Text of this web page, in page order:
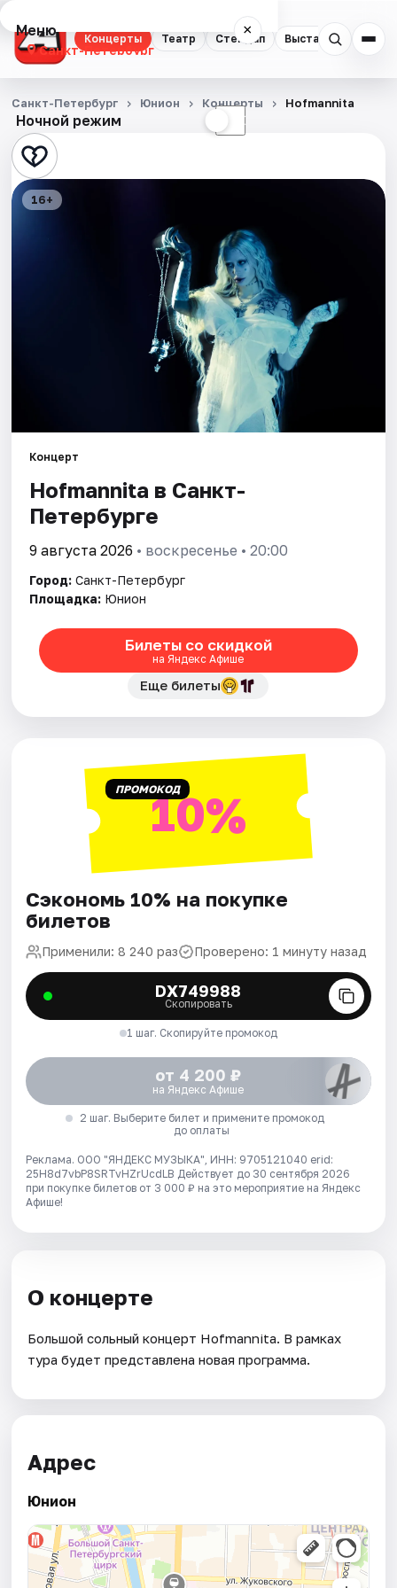
Концерты Театр Стендап Выставки
Меню ×
Санкт-Петербург
Концерты
Театр
Стендап
Площадки
Артисты
Ночной режим ☾
Санкт-Петербург Юнион Концерты Hofmannita
16+
Концерт
Hofmannita в Санкт-
Петербурге
9 августа 2026 • воскресенье • 20:00
Город: Санкт-Петербург
Площадка: Юнион
Билеты со скидкой
на Яндекс Афише
Еще билеты
ПРОМОКОД10%
Сэкономь 10% на покупке
билетов
Применили: 8 240 раз Проверено: 1 минуту назад
DX749988
Скопировать
1 шаг. Скопируйте промокод
от 4 200 ₽
на Яндекс Афише
2 шаг. Выберите билет и примените промокод
до оплаты
Реклама. ООО "ЯНДЕКС МУЗЫКА", ИНН: 9705121040 erid:
25H8d7vbP8SRTvHZrUcdLB Действует до 30 сентября 2026
при покупке билетов от 3 000 ₽ на это мероприятие на Яндекс
Афише!
О концерте
Большой сольный концерт Hofmannita. В рамках
тура будет представлена новая программа.
Адрес
Юнион